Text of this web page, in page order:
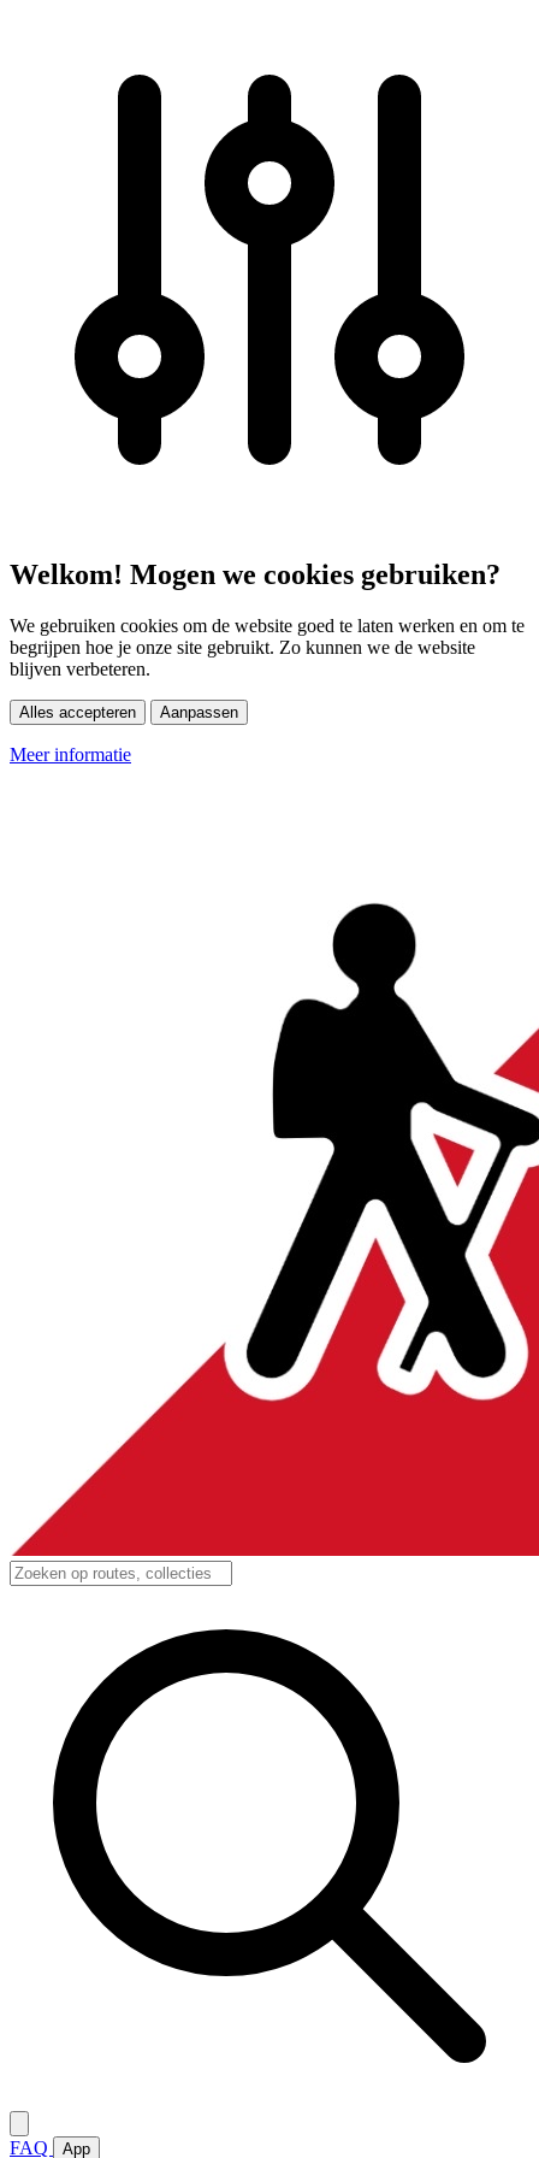
Welkom! Mogen we cookies gebruiken?
We gebruiken cookies om de website goed te laten werken en om te
begrijpen hoe je onze site gebruikt. Zo kunnen we de website
blijven verbeteren.
Alles accepteren Aanpassen
Meer informatie
FAQ App